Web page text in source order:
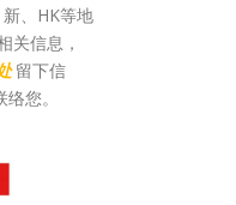
、HK等地
关信息，
留下信
您。